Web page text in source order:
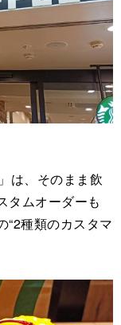
は、そのまま飲
タムオーダーも
“2種類のカスタマ